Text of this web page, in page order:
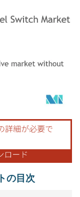
表示が必要です。
の目次